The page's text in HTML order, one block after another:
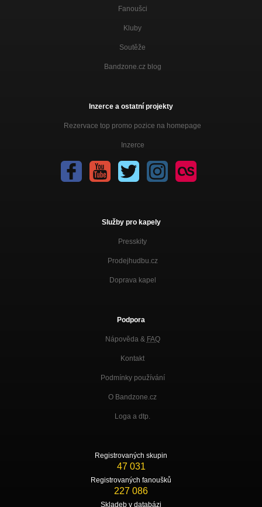
Fanoušci
Kluby
Soutěže
Bandzone.cz blog
Inzerce a ostatní projekty
Rezervace top promo pozice na homepage
Inzerce
Služby pro kapely
Presskity
Prodejhudbu.cz
Doprava kapel
Podpora
Nápověda & FAQ
Kontakt
Podmínky používání
O Bandzone.cz
Loga a dtp.
Registrovaných skupin
47 031
Registrovaných fanoušků
227 086
Skladeb v databázi